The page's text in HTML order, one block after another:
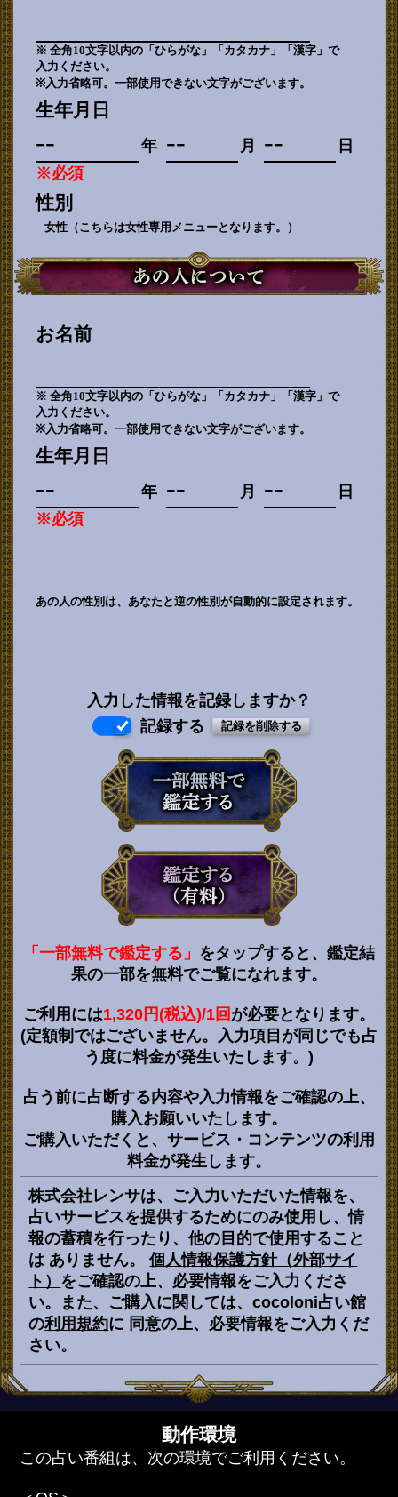
※ 全角10文字以内の「ひらがな」「カタカナ」「漢字」で
入力ください。
※入力省略可。一部使用できない文字がございます。
生年月日
年 月
日
※必須
性別
女性（こちらは女性専用メニューとなります。）
お名前
※ 全角10文字以内の「ひらがな」「カタカナ」「漢字」で
入力ください。
※入力省略可。一部使用できない文字がございます。
生年月日
年 月
日
※必須
あの人の性別は、あなたと逆の性別が自動的に設定されます。
入力した情報を記録しますか？
記録する
「一部無料で鑑定する」 をタップすると、鑑定結
果の一部を無料でご覧になれます。
ご利用には1,320円(税込)/1回 が必要となります。
(定額制ではございません。入力項目が同じでも占
う度に料金が発生いたします。)
占う前に占断する内容や入力情報をご確認の上、
購入お願いいたします。
ご購入いただくと、サービス・コンテンツの利用
料金が発生します。
株式会社レンサは、ご入力いただいた情報を、
占いサービスを提供するためにのみ使用し、情
報の蓄積を行ったり、他の目的で使用すること
は ありません。個人情報保護方針（外部サイ
ト） をご確認の上、必要情報をご入力くださ
い。また、ご購入に関しては、cocoloni占い館
の利用規約に 同意の上、必要情報をご入力くだ
さい。
動作環境
この占い番組は、次の環境でご利用ください。